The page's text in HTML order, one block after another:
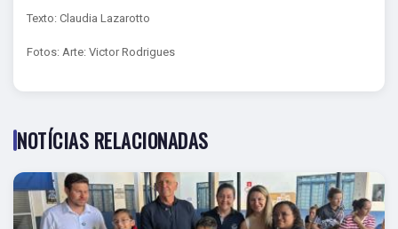
Texto: Claudia Lazarotto
Fotos: Arte: Victor Rodrigues
NOTÍCIAS RELACIONADAS